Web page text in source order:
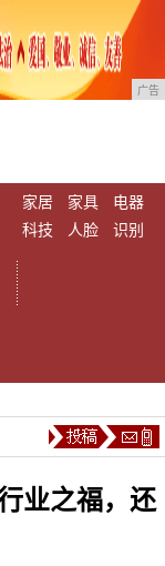
广告
家居 家具
电器
科技
人脸 识别
业之福，还